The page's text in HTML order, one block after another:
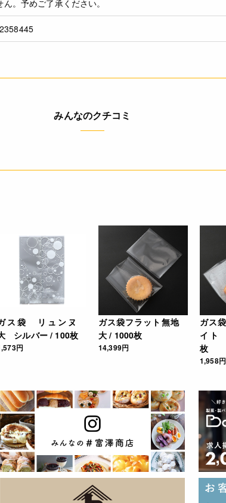
ん。予めご了承ください。
みんなのクチコミ
ス袋 リュンヌ
シルバー / 100枚
円
ガス袋フラット無地
大 / 1000枚
14,399円
ガス
イト
枚
1,958円